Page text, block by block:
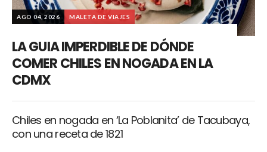
AGO 04, 2026 MALETA DE VIAJES
LA GUIA IMPERDIBLE DE DÓNDE
COMER CHILES EN NOGADA EN LA
CDMX
Chiles en nogada en ‘La Poblanita’ de Tacubaya,
con una receta de 1821